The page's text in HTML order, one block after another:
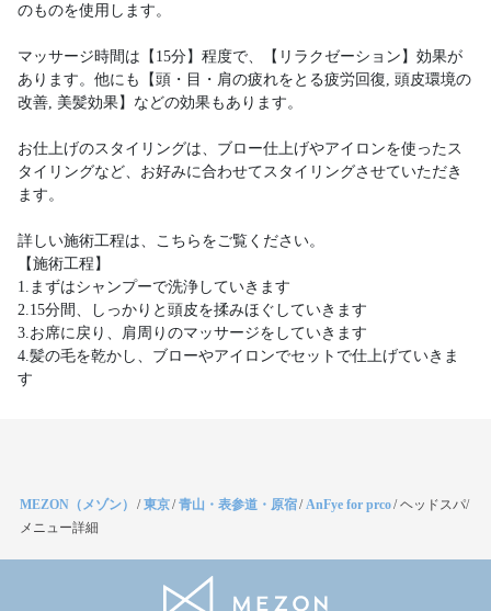
のものを使用します。
マッサージ時間は【15分】程度で、【リラクゼーション】効果が
あります。他にも【頭・目・肩の疲れをとる疲労回復, 頭皮環境の
改善, 美髪効果】などの効果もあります。
お仕上げのスタイリングは、ブロー仕上げやアイロンを使ったス
タイリングなど、お好みに合わせてスタイリングさせていただき
ます。
詳しい施術工程は、こちらをご覧ください。
【施術工程】
1.まずはシャンプーで洗浄していきます
2.15分間、しっかりと頭皮を揉みほぐしていきます
3.お席に戻り、肩周りのマッサージをしていきます
4.髪の毛を乾かし、ブローやアイロンでセットで仕上げていきま
す
MEZON（メゾン） /東京/青山・表参道・原宿/AnFye for prco/ヘッドスパ/
メニュー詳細